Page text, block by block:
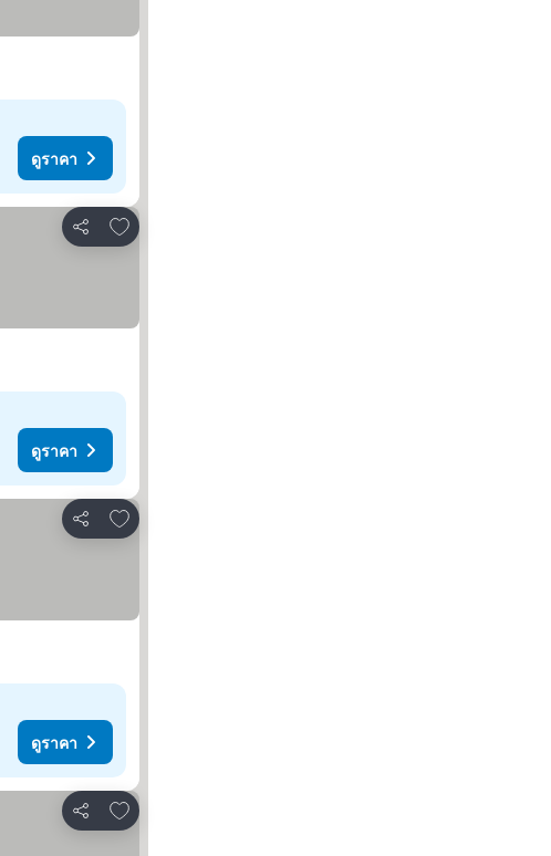
ดูราคา
แชร์
เพิ่มในรายการโปรด
ดูราคา
แชร์
เพิ่มในรายการโปรด
ดูราคา
แชร์
เพิ่มในรายการโปรด